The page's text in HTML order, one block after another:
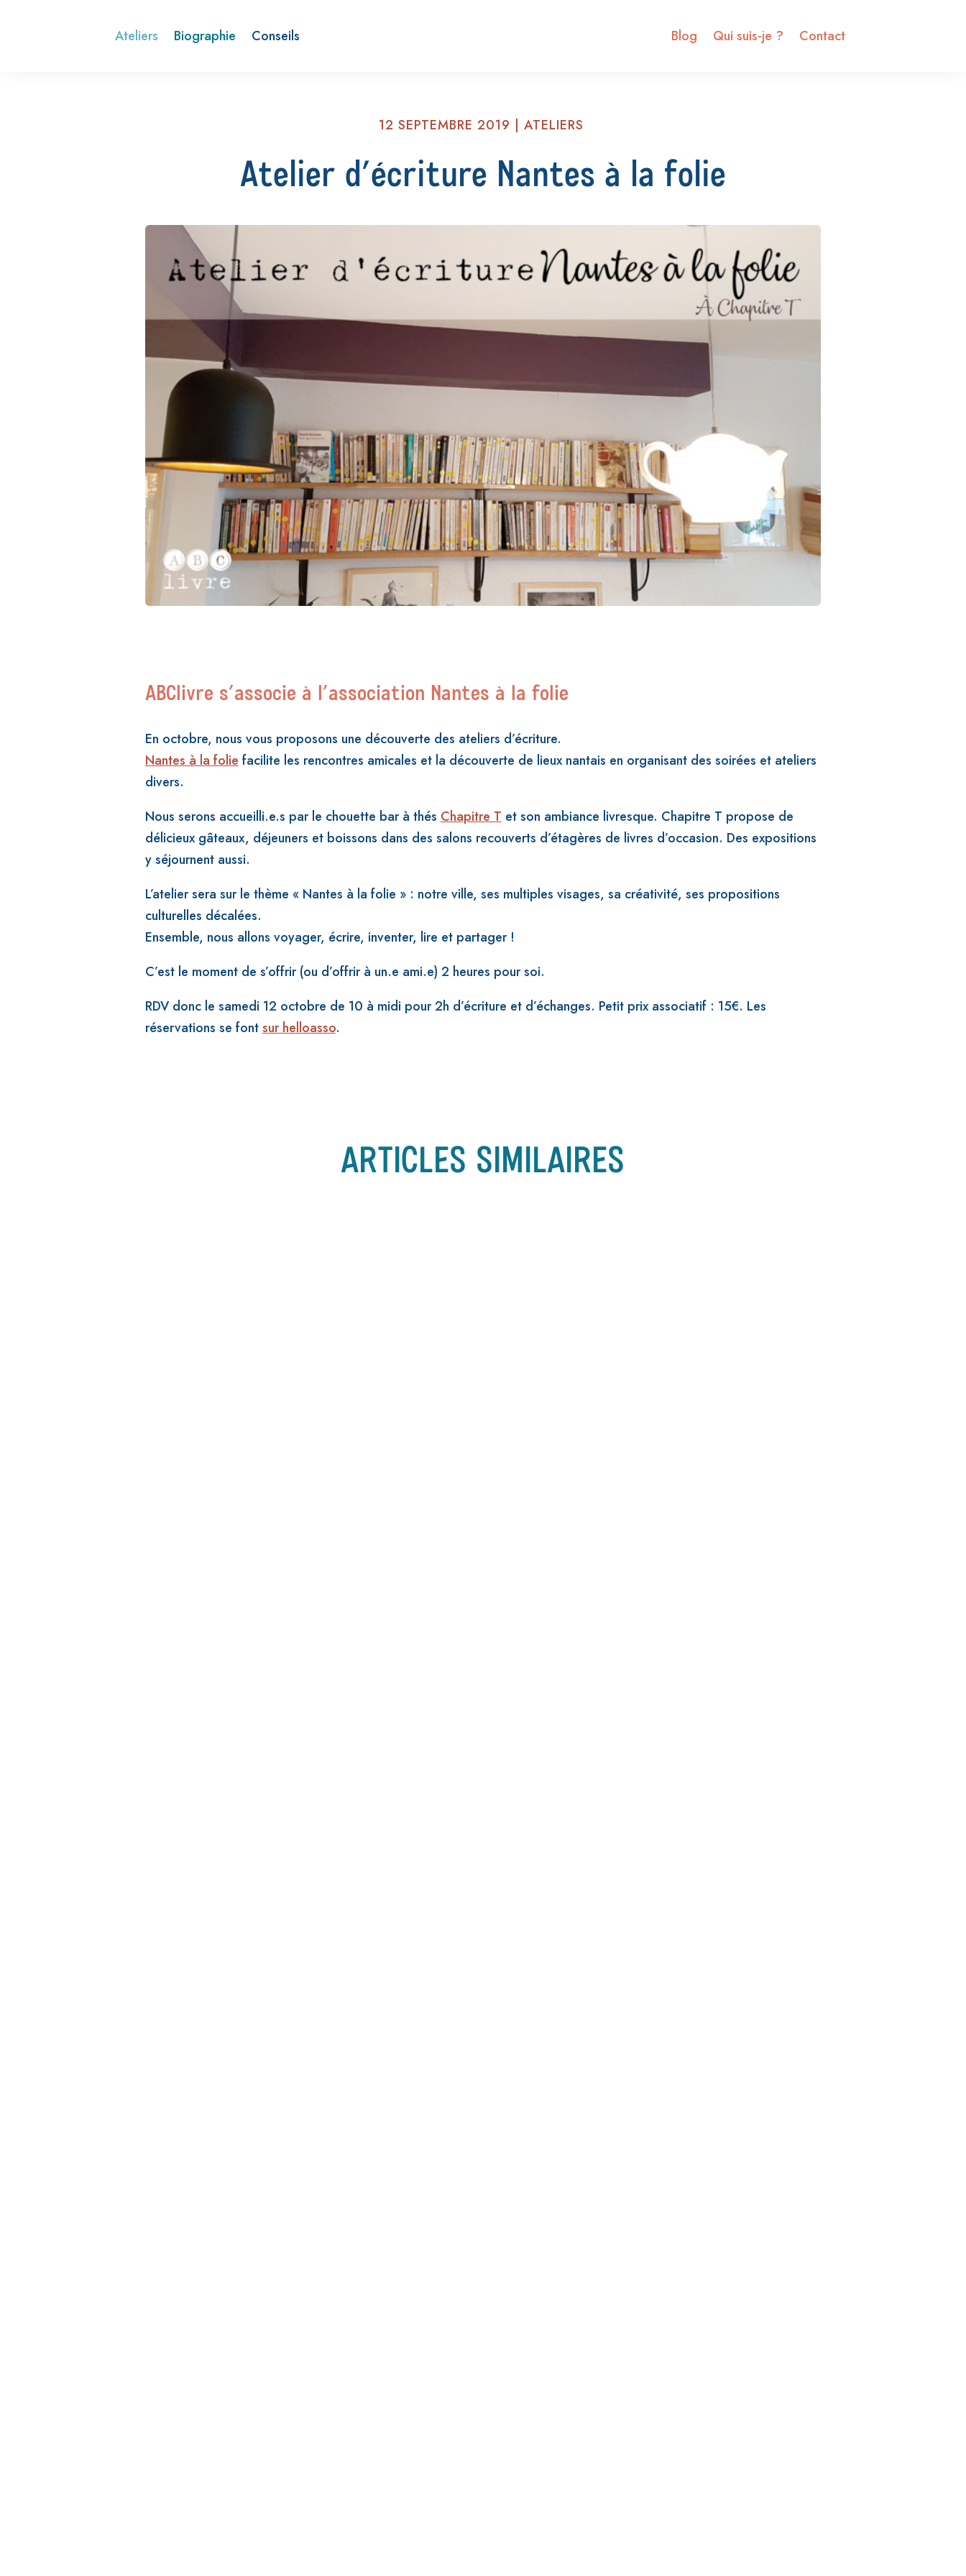
Ateliers Biographie Conseils Blog Qui suis-je ? Contact
12 SEPTEMBRE 2019 | ATELIERS
Atelier d’écriture Nantes à la folie
ABClivre s’associe à l’association Nantes à la folie
En octobre, nous vous proposons une découverte des ateliers d’écriture.
Nantes à la foliefacilite les rencontres amicales et la découverte de lieux nantais en organisant des soirées et ateliers
divers.
Nous serons accueilli.e.s par le chouette bar à thésChapitre Tet son ambiance livresque. Chapitre T propose de
délicieux gâteaux, déjeuners et boissons dans des salons recouverts d’étagères de livres d’occasion. Des expositions
y séjournent aussi.
L’atelier sera sur le thème « Nantes à la folie » : notre ville, ses multiples visages, sa créativité, ses propositions
culturelles décalées.
Ensemble, nous allons voyager, écrire, inventer, lire et partager !
C’est le moment de s’offrir (ou d’offrir à un.e ami.e) 2 heures pour soi.
RDV donc le samedi 12 octobre de 10 à midi pour 2h d’écriture et d’échanges. Petit prix associatif : 15€. Les
réservations se fontsur helloasso.
ARTICLES SIMILAIRES